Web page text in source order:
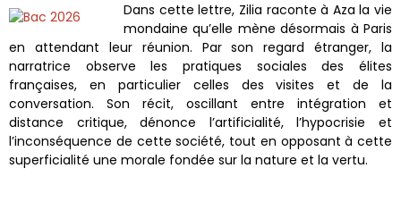
Dans cette lettre, Zilia raconte à Aza la vie
mondaine qu’elle mène désormais à Paris
en attendant leur réunion. Par son regard étranger, la
narratrice observe les pratiques sociales des élites
françaises, en particulier celles des visites et de la
conversation. Son récit, oscillant entre intégration et
distance critique, dénonce l’artificialité, l’hypocrisie et
l’inconséquence de cette société, tout en opposant à cette
superficialité une morale fondée sur la nature et la vertu.